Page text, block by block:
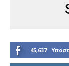
45,637